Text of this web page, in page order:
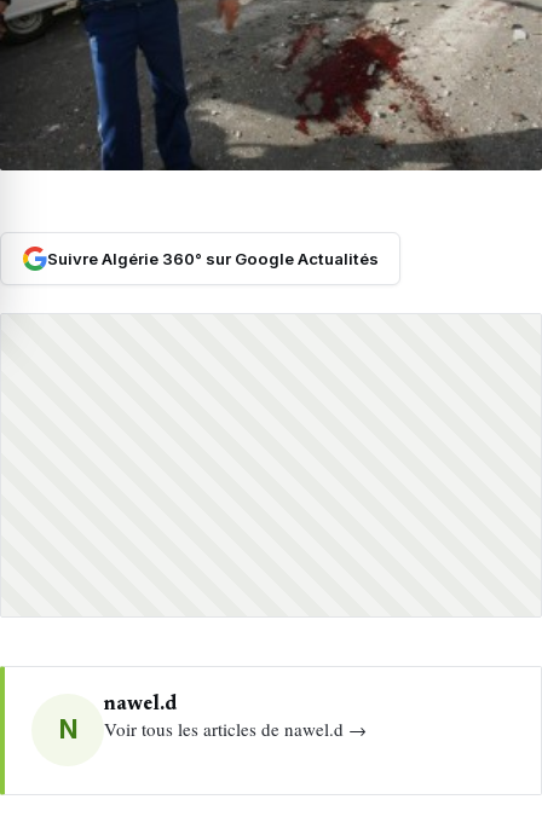
Suivre Algérie 360° sur Google Actualités
N
nawel.d
Voir tous les articles de nawel.d →